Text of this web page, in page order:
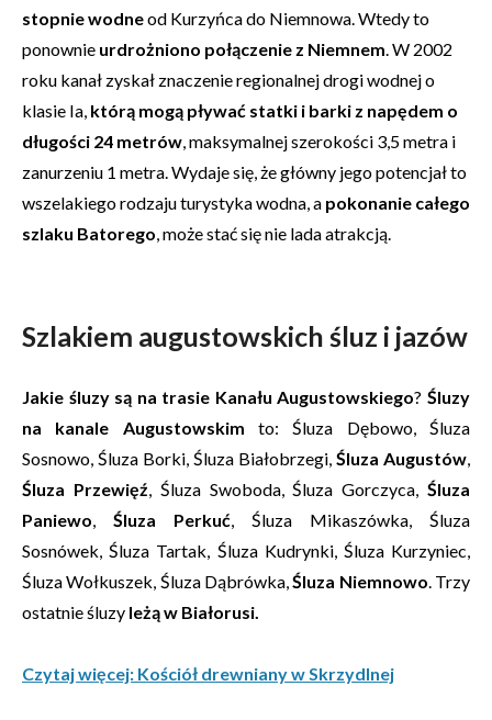
stopnie wodneod Kurzyńca do Niemnowa. Wtedy to
ponownie urdrożniono połączenie z Niemnem. W 2002
roku kanał zyskał znaczenie regionalnej drogi wodnej o
klasie Ia, którą mogą pływać statki i barki z napędem o
długości 24 metrów, maksymalnej szerokości 3,5 metra i
zanurzeniu 1 metra. Wydaje się, że główny jego potencjał to
wszelakiego rodzaju turystyka wodna, a pokonanie całego
szlaku Batorego, może stać się nie lada atrakcją.
Szlakiem augustowskich śluz i jazów
Jakie śluzy są na trasie Kanału Augustowskiego?Śluzy
na kanale Augustowskim to: Śluza Dębowo, Śluza
Sosnowo, Śluza Borki, Śluza Białobrzegi, Śluza Augustów,
Śluza Przewięź, Śluza Swoboda, Śluza Gorczyca,Śluza
Paniewo, Śluza Perkuć, Śluza Mikaszówka, Śluza
Sosnówek, Śluza Tartak, Śluza Kudrynki, Śluza Kurzyniec,
Śluza Wołkuszek, Śluza Dąbrówka,Śluza Niemnowo. Trzy
ostatnie śluzy leżą w Białorusi.
Czytaj więcej: Kościół drewniany w Skrzydlnej